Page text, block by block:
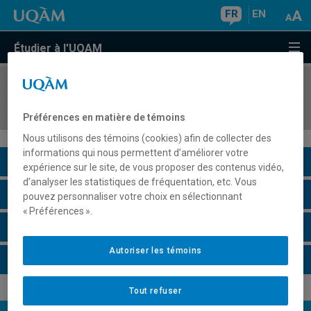
FR EN
Étudier à l'UQAM
COURS//
Description du cours
Horaire - Été 2026
Préférences en matière de témoins
Nous utilisons des témoins (cookies) afin de collecter des
informations qui nous permettent d’améliorer votre
expérience sur le site, de vous proposer des contenus vidéo,
d’analyser les statistiques de fréquentation, etc. Vous
pouvez personnaliser votre choix en sélectionnant
« Préférences ».
Tout refuser
Autoriser les témoins